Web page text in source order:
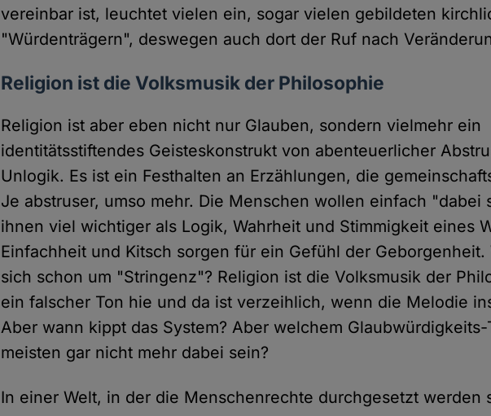
vereinbar ist, leuchtet vielen ein, sogar vielen gebildeten
"Würdenträgern", deswegen auch dort der Ruf nach
Religion ist die Volksmusik der Philosophie
Religion ist aber eben nicht nur Glauben, sondern vielmehr ein
identitätsstiftendes Geisteskonstrukt von abenteuerlicher
Unlogik. Es ist ein Festhalten an Erzählungen, die
Je abstruser, umso mehr. Die Menschen wollen einfach "dabei
ihnen viel wichtiger als Logik, Wahrheit und Stimmigkeit eines
Einfachheit und Kitsch sorgen für ein Gefühl der Geborgenheit.
sich schon um "Stringenz"? Religion ist die Volksmusik der
ein falscher Ton hie und da ist verzeihlich, wenn die Melodie
Aber wann kippt das System? Aber welchem
meisten gar nicht mehr dabei sein?
In einer Welt, in der die Menschenrechte durchgesetzt werden